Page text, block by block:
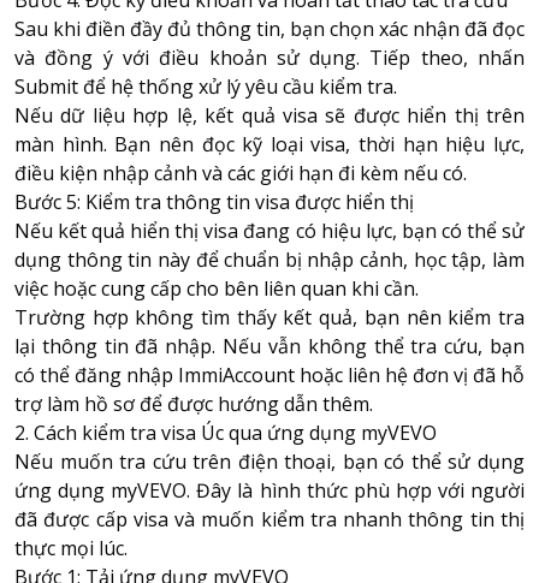
Sau khi điền đầy đủ thông tin, bạn chọn xác nhận đã đọc
và đồng ý với điều khoản sử dụng. Tiếp theo, nhấn
Submit để hệ thống xử lý yêu cầu kiểm tra.
Nếu dữ liệu hợp lệ, kết quả visa sẽ được hiển thị trên
màn hình. Bạn nên đọc kỹ loại visa, thời hạn hiệu lực,
điều kiện nhập cảnh và các giới hạn đi kèm nếu có.
Bước 5: Kiểm tra thông tin visa được hiển thị
Nếu kết quả hiển thị visa đang có hiệu lực, bạn có thể sử
dụng thông tin này để chuẩn bị nhập cảnh, học tập, làm
việc hoặc cung cấp cho bên liên quan khi cần.
Trường hợp không tìm thấy kết quả, bạn nên kiểm tra
lại thông tin đã nhập. Nếu vẫn không thể tra cứu, bạn
có thể đăng nhập ImmiAccount hoặc liên hệ đơn vị đã hỗ
trợ làm hồ sơ để được hướng dẫn thêm.
2. Cách kiểm tra visa Úc qua ứng dụng myVEVO
Nếu muốn tra cứu trên điện thoại, bạn có thể sử dụng
ứng dụng myVEVO. Đây là hình thức phù hợp với người
đã được cấp visa và muốn kiểm tra nhanh thông tin thị
thực mọi lúc.
Bước 1: Tải ứng dụng myVEVO